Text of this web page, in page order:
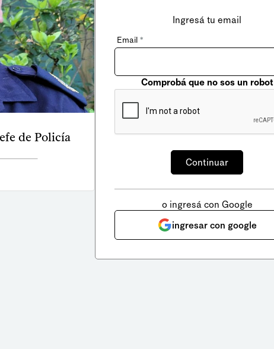
de Policía
Ingresá tu email
Email *
Comprobá que no sos un robot
o ingresá con Google
ingresar con google